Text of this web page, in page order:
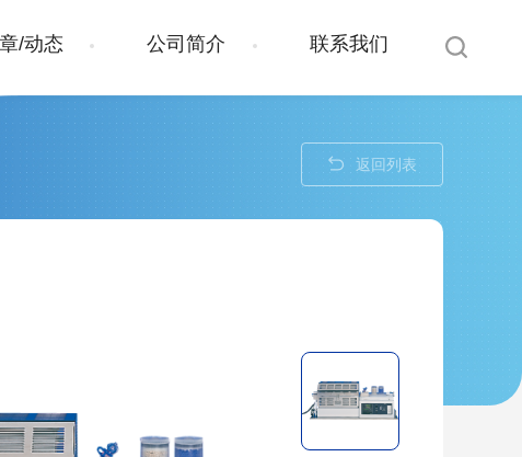
/动态 公司简介 联系我们
返回列表